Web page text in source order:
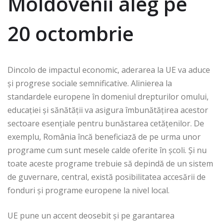
20 octombrie
Dincolo de impactul economic, aderarea la UE va aduce
și progrese sociale semnificative. Alinierea la
standardele europene în domeniul drepturilor omului,
educației și sănătății va asigura îmbunătățirea acestor
sectoare esențiale pentru bunăstarea cetățenilor. De
exemplu, România încă beneficiază de pe urma unor
programe cum sunt mesele calde oferite în școli. Și nu
toate aceste programe trebuie să depindă de un sistem
de guvernare, central, există posibilitatea accesării de
fonduri și programe europene la nivel local.
UE pune un accent deosebit și pe garantarea